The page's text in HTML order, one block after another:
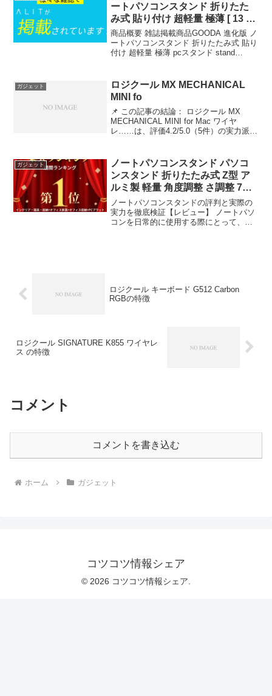
ートパソコンスタンド 折りたた
み式 貼り付け 超軽量 極薄 [ 13 −
1
商品概要 雑誌掲載商品GOODA 進化版 ノ
ートパソコンスタンド 折りたたみ式 貼り
付け 超軽量 極薄 pcスタンド stand
載商品GOODA ...
ガジェット
ロジクール MX MECHANICAL
MINI fo
📌 この記事の結論： ロジクール MX
MECHANICAL MINI for Mac ワイヤ
レ……は、評価4.2/5.0（5件）の実力派。
MECHANICAL MIN...
ガジェット
ノートパソコンスタンド パソコ
ンスタンド 折りたたみ式 Z型 ア
ルミ製 軽量 角度調整 さ調整 7段
階 7+9
ノートパソコンスタンドの評判と実際の
実力を徹底検証【レビュー】 ノートパソ
コンを日常的に使用する際にとって、長
ロジクール キーボード G512 Carbon
RGBの特徴
ロジクール SIGNATURE K855 ワイヤレ
ス の特徴
コメント
コメントを書き込む
ホーム ガジェット
コツコツ情報シェア
© 2026 コツコツ情報シェア.